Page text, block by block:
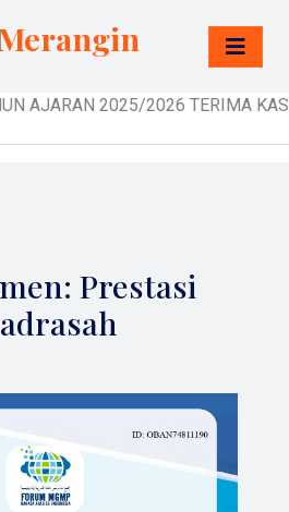
2025/2026 TERIMA KASIH
Prestasi